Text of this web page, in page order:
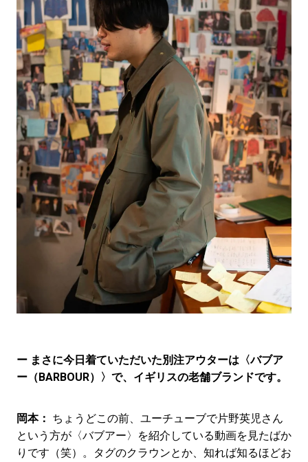
ー まさに今日着ていただいた別注アウターは〈バブア
ー（BARBOUR）〉で、イギリスの老舗ブランドです。
岡本： ちょうどこの前、ユーチューブで片野英児さん
という方が〈バブアー〉を紹介している動画を見たばか
りです（笑）。タグのクラウンとか、知れば知るほどお